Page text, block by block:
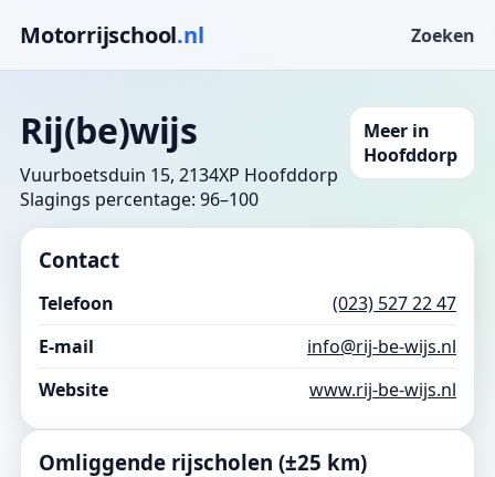
Motorrijschool.nl Zoeken
Rij(be)wijs
Vuurboetsduin 15, 2134XP Hoofddorp
Slagings percentage: 96–100
Meer in
Hoofddorp
Contact
Telefoon
(023) 527 22 47
E-mail
info@rij-be-wijs.nl
Website
www.rij-be-wijs.nl
Omliggende rijscholen (±25 km)